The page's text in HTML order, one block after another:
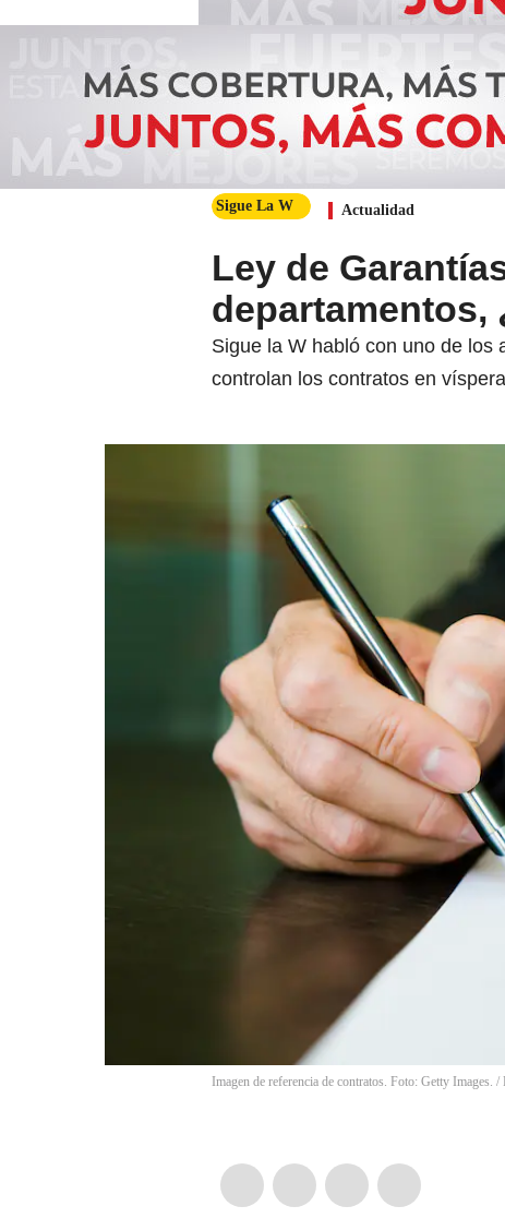
Sigue La W Actualidad
Ley de
Sigue la W habló con uno de los
controlan los contratos en
Imagen de referencia de contratos. Foto: Getty Images. /